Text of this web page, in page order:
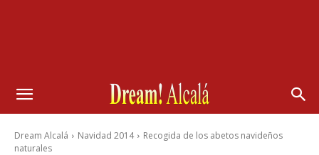
Dream Alcalá Navidad 2014
Recogida de los abetos navideños
naturales